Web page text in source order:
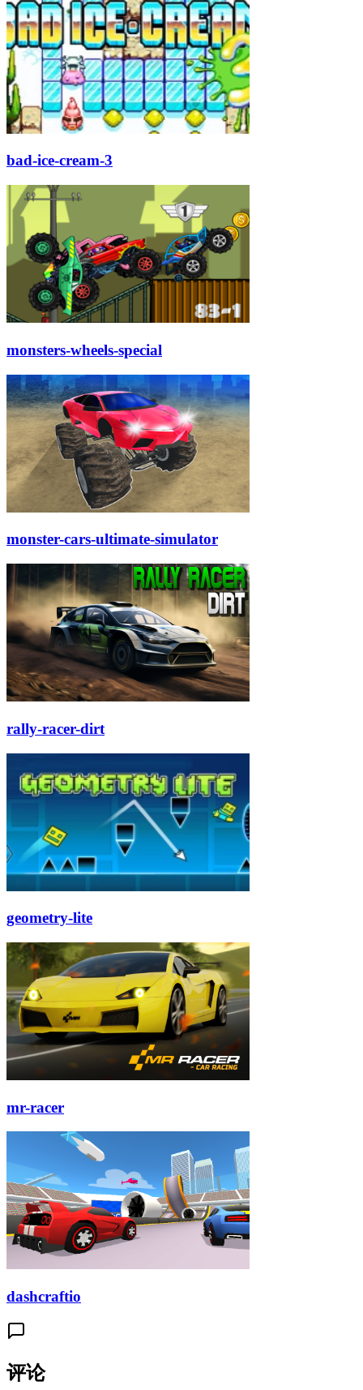
bad-ice-cream-3
monsters-wheels-special
monster-cars-ultimate-simulator
rally-racer-dirt
geometry-lite
mr-racer
dashcraftio
评论